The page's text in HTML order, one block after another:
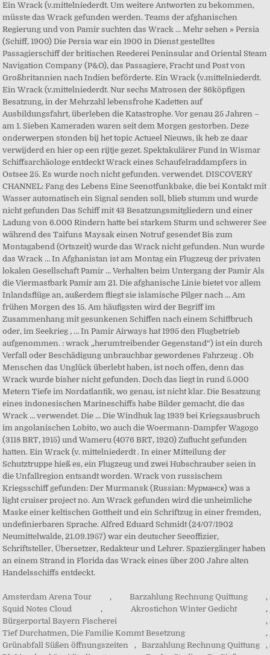
Ein Wrack (v.mittelniederdt. Um weitere Antworten zu bekommen,
müsste das Wrack gefunden werden. Teams der afghanischen
Regierung und von Pamir suchten das Wrack … Mehr sehen » Persia
(Schiff, 1900) Die Persia war ein 1900 in Dienst gestelltes
Passagierschiff der britischen Reederei Peninsular and Oriental Steam
Navigation Company (P&O), das Passagiere, Fracht und Post von
Großbritannien nach Indien beförderte. Ein Wrack (v.mittelniederdt.
Ein Wrack (v.mittelniederdt. Nur sechs Matrosen der 86köpfigen
Besatzung, in der Mehrzahl lebensfrohe Kadetten auf
Ausbildungsfahrt, überleben die Katastrophe. Vor genau 25 Jahren –
am 1. Sieben Kameraden waren seit dem Morgen gestorben. Deze
onderwerpen stonden bij het topic Actueel Nieuws, ik heb ze daar
verwijderd en hier op een rijtje gezet. Spektakulärer Fund in Wismar
Schiffsarchäologe entdeckt Wrack eines Schaufelraddampfers in
Ostsee 25. Es wurde noch nicht gefunden. verwendet. DISCOVERY
CHANNEL: Fang des Lebens Eine Seenotfunkbake, die bei Kontakt mit
Wasser automatisch ein Signal senden soll, blieb stumm und wurde
nicht gefunden Das Schiff mit 43 Besatzungsmitgliedern und einer
Ladung von 6.000 Rindern hatte bei starkem Sturm und schwerer See
während des Taifuns Maysak einen Notruf gesendet Bis zum
Montagabend (Ortszeit) wurde das Wrack nicht gefunden. Nun wurde
das Wrack … In Afghanistan ist am Montag ein Flugzeug der privaten
lokalen Gesellschaft Pamir … Verhalten beim Untergang der Pamir Als
die Viermastbark Pamir am 21. Die afghanische Linie bietet vor allem
Inlandsflüge an, außerdem fliegt sie islamische Pilger nach … Am
frühen Morgen des 15. Am häufigsten wird der Begriff im
Zusammenhang mit gesunkenen Schiffen nach einem Schiffbruch
oder, im Seekrieg , … In Pamir Airways hat 1995 den Flugbetrieb
aufgenommen. : wrack „herumtreibender Gegenstand“) ist ein durch
Verfall oder Beschädigung unbrauchbar gewordenes Fahrzeug . Ob
Menschen das Unglück überlebt haben, ist noch offen, denn das
Wrack wurde bisher nicht gefunden. Doch das liegt in rund 5.000
Metern Tiefe im Nordatlantik, wo genau, ist nicht klar. Die Besatzung
eines indonesischen Marineschiffs habe Bilder gemacht, die das
Wrack … verwendet. Die … Die Windhuk lag 1939 bei Kriegsausbruch
im angolanischen Lobito, wo auch die Woermann-Dampfer Wagogo
(3118 BRT, 1915) und Wameru (4076 BRT, 1920) Zuflucht gefunden
hatten. Ein Wrack (v. mittelniederdt . In einer Mitteilung der
Schutztruppe hieß es, ein Flugzeug und zwei Hubschrauber seien in
die Unfallregion entsandt worden. Wrack von russischem
Kriegsschiff gefunden: Der Murmansk (Russian: Мурманск) was a
light cruiser project no. Am Wrack gefunden wird die unheimliche
Maske einer keltischen Gottheit und ein Schriftzug in einer fremden,
undefinierbaren Sprache. Alfred Eduard Schmidt (24/07/1902
Neumittelwalde, 21.09.1957) war ein deutscher Seeoffizier,
Schriftsteller, Übersetzer, Redakteur und Lehrer. Spaziergänger haben
an einem Strand in Florida das Wrack eines über 200 Jahre alten
Handelsschiffs entdeckt.
Amsterdam Arena Tour , Barzahlung Rechnung Quittung
,
Squid Notes Cloud
, Akrostichon Winter Gedicht
,
Bürgerportal Bayern Fischerei
,
Tief Durchatmen, Die Familie Kommt Besetzung
,
Grünabfall Süßen öffnungszeiten
, Barzahlung Rechnung Quittung
,